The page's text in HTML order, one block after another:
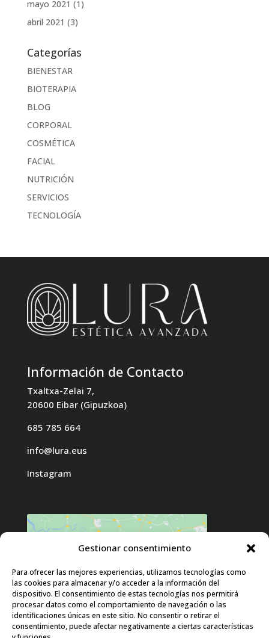
Gestionar consentimiento
Para ofrecer las mejores experiencias, utilizamos tecnologías como
las cookies para almacenar y/o acceder a la información del
dispositivo. El consentimiento de estas tecnologías nos permitirá
procesar datos como el comportamiento de navegación o las
identificaciones únicas en este sitio. No consentir o retirar el
consentimiento, puede afectar negativamente a ciertas características
mayo 2021 (1)
abril 2021 (3)
Categorías
BIENESTAR
BIOTERAPIA
BLOG
CORPORAL
COSMÉTICA
FACIAL
NUTRICIÓN
SERVICIOS
TECNOLOGÍA
Información de Contacto
Txaltxa-Zelai 7,
20600 Eibar (Gipuzkoa)
685 785 664
info@lura.eus
Instagram
Haz clic para aceptar cookies de
marketing y permitir este contenido